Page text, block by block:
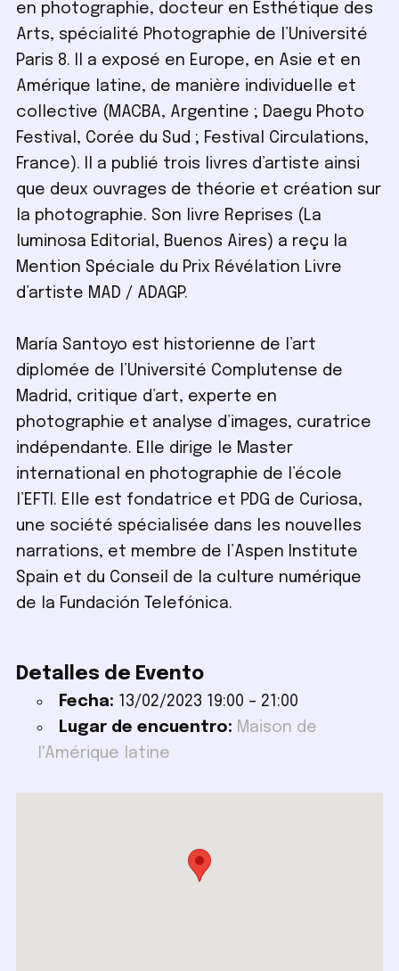
en photographie, docteur en Esthétique des
Arts, spécialité Photographie de l’Université
Paris 8. Il a exposé en Europe, en Asie et en
Amérique latine, de manière individuelle et
collective (MACBA, Argentine ; Daegu Photo
Festival, Corée du Sud ; Festival Circulations,
France). Il a publié trois livres d’artiste ainsi
que deux ouvrages de théorie et création sur
la photographie. Son livre Reprises (La
luminosa Editorial, Buenos Aires) a reçu la
Mention Spéciale du Prix Révélation Livre
d’artiste MAD / ADAGP.
María Santoyo est historienne de l’art
diplomée de l’Université Complutense de
Madrid, critique d’art, experte en
photographie et analyse d’images, curatrice
indépendante. Elle dirige le Master
international en photographie de l’école
l’EFTI. Elle est fondatrice et PDG de Curiosa,
une société spécialisée dans les nouvelles
narrations, et membre de l’Aspen Institute
Spain et du Conseil de la culture numérique
de la Fundación Telefónica.
Detalles de Evento
Fecha: 13/02/2023 19:00 – 21:00
Lugar de encuentro: Maison de
l'Amérique latine